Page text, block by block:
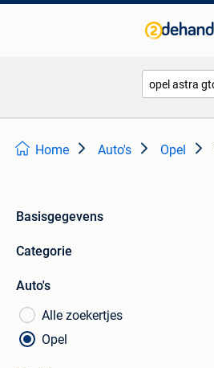
Home Auto's Opel
Basisgegevens
Categorie
Auto's
Alle zoekertjes
Opel